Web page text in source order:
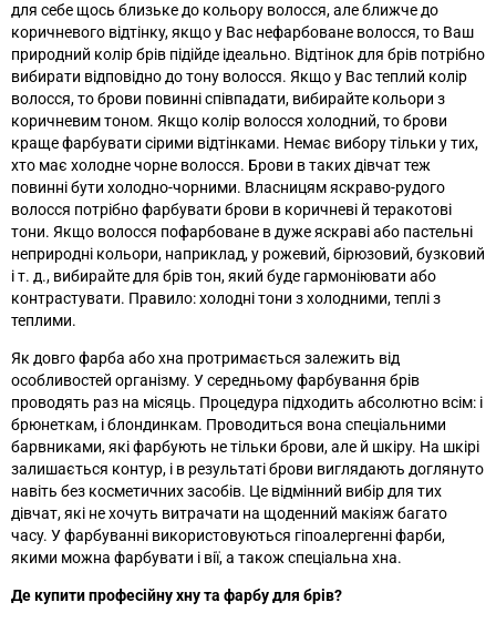
для себе щось близьке до кольору волосся, але ближче до
коричневого відтінку, якщо у Вас нефарбоване волосся, то Ваш
природний колір брів підійде ідеально. Відтінок для брів потрібно
вибирати відповідно до тону волосся. Якщо у Вас теплий колір
волосся, то брови повинні співпадати, вибирайте кольори з
коричневим тоном. Якщо колір волосся холодний, то брови
краще фарбувати сірими відтінками. Немає вибору тільки у тих,
хто має холодне чорне волосся. Брови в таких дівчат теж
повинні бути холодно-чорними. Власницям яскраво-рудого
волосся потрібно фарбувати брови в коричневі й теракотові
тони. Якщо волосся пофарбоване в дуже яскраві або пастельні
неприродні кольори, наприклад, у рожевий, бірюзовий, бузковий
і т. д., вибирайте для брів тон, який буде гармоніювати або
контрастувати. Правило: холодні тони з холодними, теплі з
теплими.
Як довго фарба або хна протримається залежить від
особливостей організму. У середньому фарбування брів
проводять раз на місяць. Процедура підходить абсолютно всім: і
брюнеткам, і блондинкам. Проводиться вона спеціальними
барвниками, які фарбують не тільки брови, але й шкіру. На шкірі
залишається контур, і в результаті брови виглядають доглянуто
навіть без косметичних засобів. Це відмінний вибір для тих
дівчат, які не хочуть витрачати на щоденний макіяж багато
часу. У фарбуванні використовуються гіпоалергенні фарби,
якими можна фарбувати і вії, а також спеціальна хна.
Де купити професійну хну та фарбу для брів?